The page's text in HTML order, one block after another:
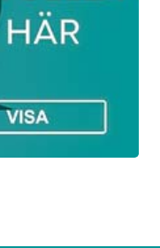
utcheckning
varma